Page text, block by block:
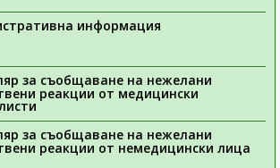
информация
за съобщаване на нежелани
реакции от медицински
за съобщаване на нежелани
реакции от немедицински лица